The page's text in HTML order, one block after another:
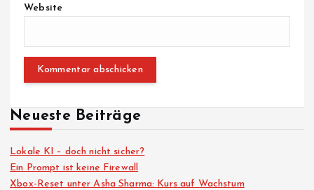
Website
Neueste Beiträge
Lokale KI – doch nicht sicher?
Ein Prompt ist keine Firewall
Xbox-Reset unter Asha Sharma: Kurs auf Wachstum